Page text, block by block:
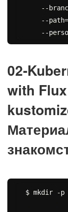
02-
with
$ mkdir -p